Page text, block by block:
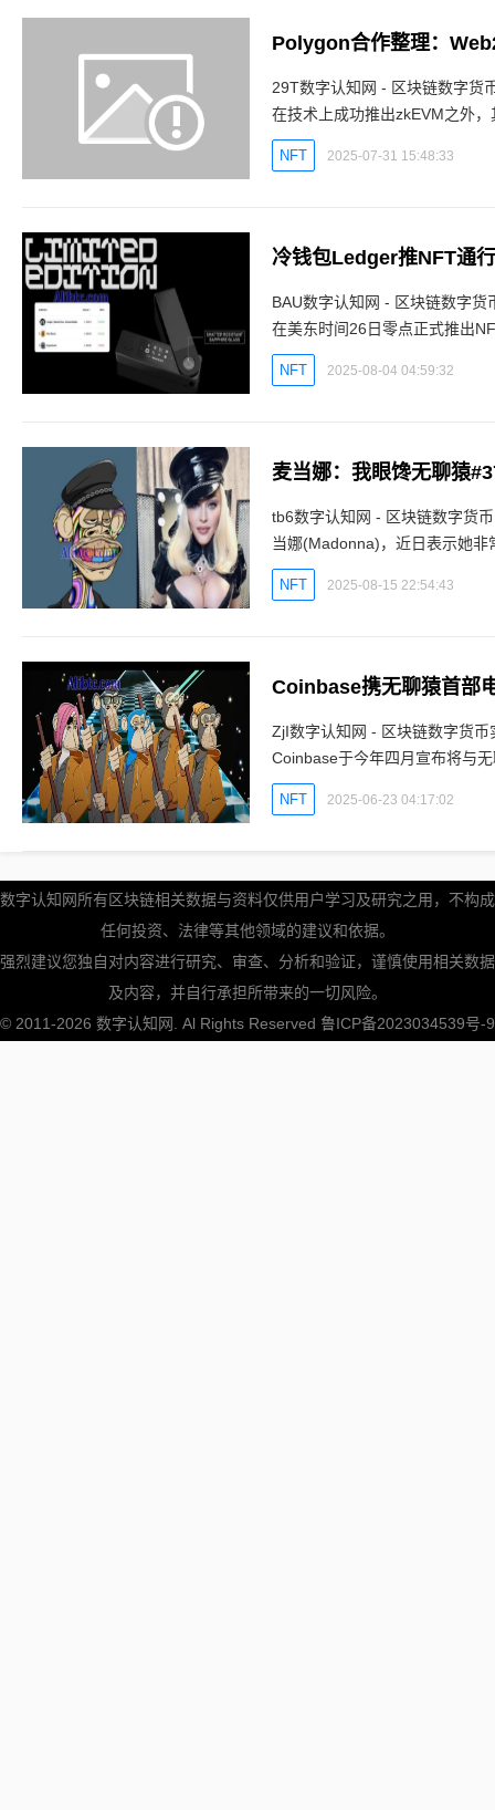
Polygon合作整理：
29T数字认知网 - 区块链数字货
在技术上成功推出zkEVM之外
外合作案例，包含制作手机、
NFT 2025-07-31 15:48:33
冷钱包Ledger推NFT通
BAU数字认知网 - 区块链数字
在美东时间26日零点正式推出
0.3ETH，总量为一万枚。
NFT 2025-08-04 04:59:32
麦当娜：我眼馋无聊猿
tb6数字认知网 - 区块链数字货
当娜(Madonna)，近日表示她
贵了。据《Decrypt》今日报导
NFT 2025-08-15 22:54:43
ZjI数字认知网 - 区块链数字货
Coinbase于今年四月宣布将与
TRILOGY，今日已推出首部曲
NFT 2025-06-23 04:17:02
数字认知网所有区块链相关数据与资料仅供用户学习及研究之用，不构成
任何投资、法律等其他领域的建议和依据。
强烈建议您独自对内容进行研究、审查、分析和验证，谨慎使用相关数据
及内容，并自行承担所带来的一切风险。
© 2011-2026 数字认知网 . Al Rights Reserved 鲁ICP备2023034539号-9